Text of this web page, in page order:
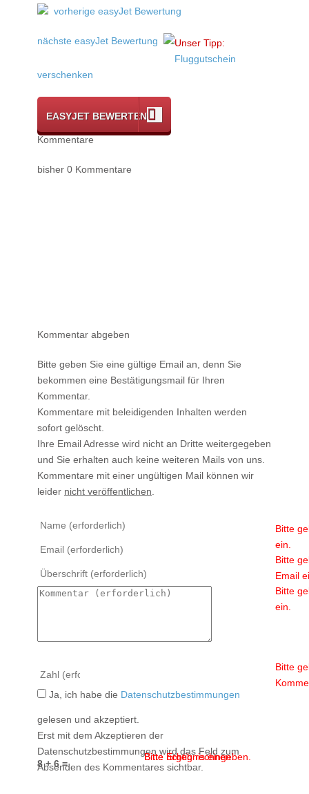
vorherige easyJet Bewertung
nächste easyJet Bewertung
Unser Tipp:
Fluggutschein
verschenken
EASYJET BEWERTEN
Kommentare
bisher 0 Kommentare
Kommentar abgeben
Bitte geben Sie eine gültige Email an, denn Sie
bekommen eine Bestätigungsmail für Ihren
Kommentar.
Kommentare mit beleidigenden Inhalten werden
sofort gelöscht.
Ihre Email Adresse wird nicht an Dritte weitergegeben
und Sie erhalten auch keine weiteren Mails von uns.
Kommentare mit einer ungültigen Mail können wir
leider nicht veröffentlichen
Bitte
ein.
Bitte
Email
Bitte
ein.
Bitte
8 + 6 =
Bitte Ergebnis eingeben.
Bitte richtig rechnen.
Ja, ich habe die Datenschutzbestimmungen
gelesen und akzeptiert.
Erst mit dem Akzeptieren der
Datenschutzbestimmungen wird das Feld zum
Absenden des Kommentares sichtbar.